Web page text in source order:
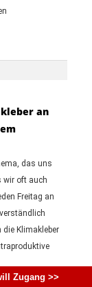
an
das uns
wir oft auch
Freitag an
Klimakleber
Zugang >>